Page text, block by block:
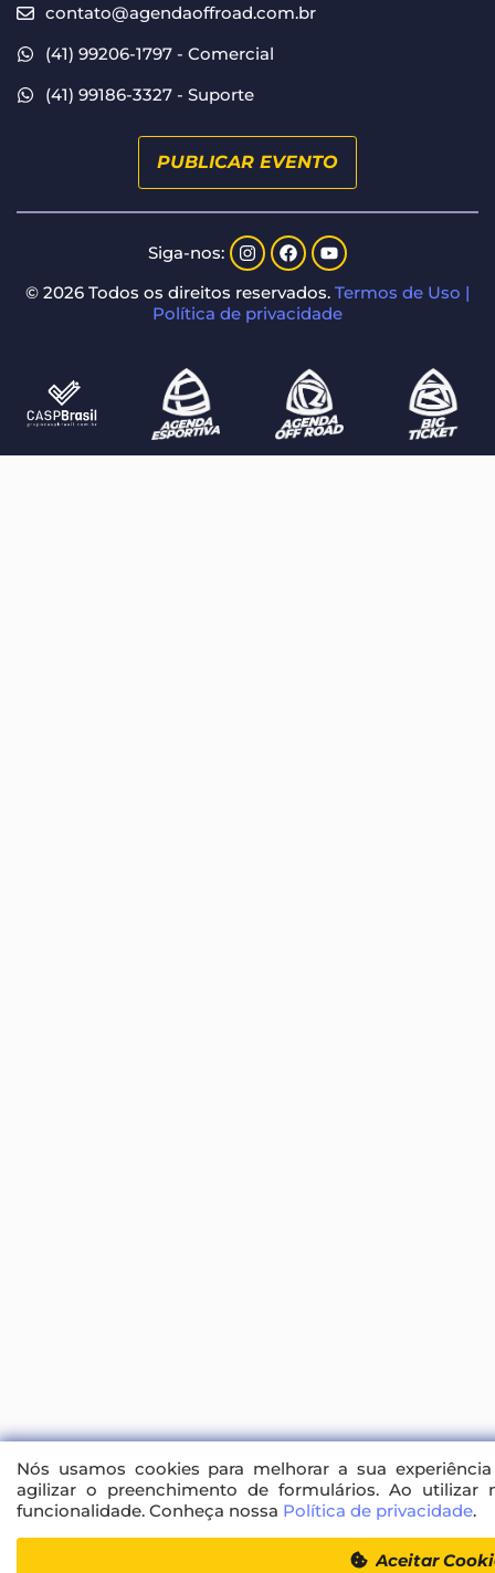
contato@agendaoffroad.com.br
(41) 99206-1797 - Comercial
(41) 99186-3327 - Suporte
PUBLICAR EVENTO
Siga-nos:
© 2026 Todos os direitos reservados. Termos de Uso |
Política de privacidade
Nós usamos cookies para melhorar a sua
agilizar o preenchimento de formulários. Ao utilizar
funcionalidade. Conheça nossa Política de privacidade.
Aceitar